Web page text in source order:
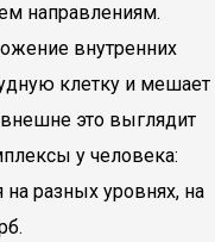
направлениям.
внутренних
клетку и мешает
это выглядит
у человека:
на разных уровнях, на